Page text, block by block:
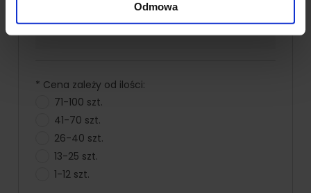
Odmowa
odzieży już od 5
sztuk
realizacje →
* Cena zależy od ilości:
71-100 szt.
41-70 szt.
26-40 szt.
13-25 szt.
1-12 szt.